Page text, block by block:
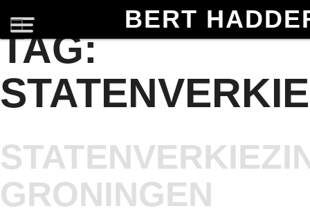
BERT
TAG:
GRONINGEN